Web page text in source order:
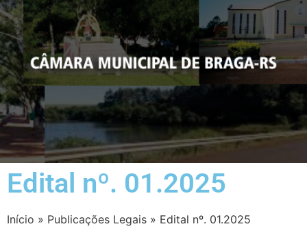
Edital nº. 01.2025
Início » Publicações Legais » Edital nº. 01.2025